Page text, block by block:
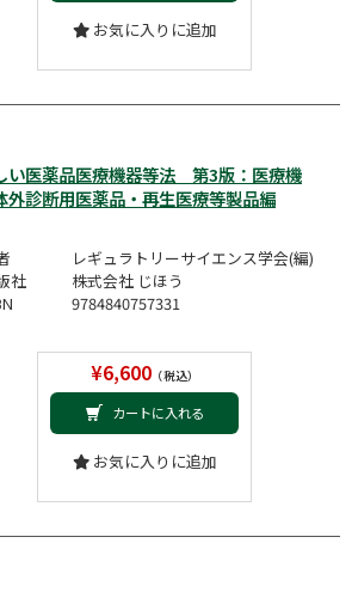
お気に入りに追加
い医薬品医療機器等法 第3版：医療機
外診断用医薬品・再生医療等製品編
レギュラトリーサイエンス学会(編)
社
株式会社 じほう
9784840757331
¥6,600（税込）
カートに入れる
お気に入りに追加